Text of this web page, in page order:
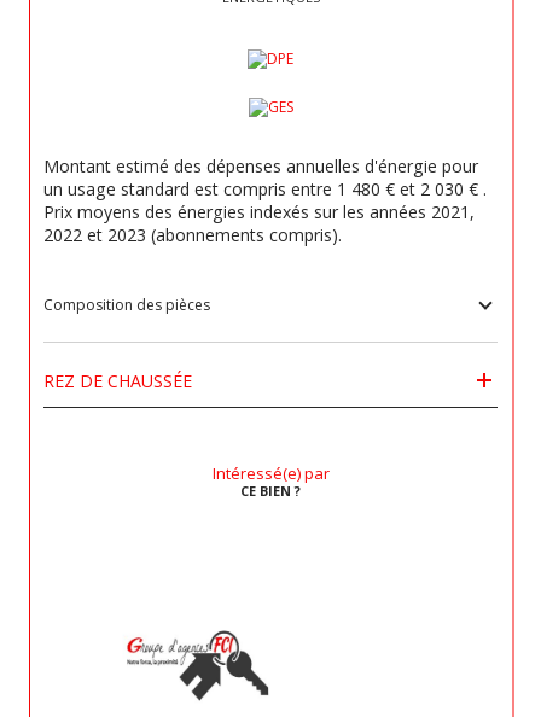
Montant estimé des dépenses annuelles d'énergie pour
un usage standard est compris entre 1 480 € et 2 030 € .
Prix moyens des énergies indexés sur les années 2021,
2022 et 2023 (abonnements compris).
Composition des pièces
REZ DE CHAUSSÉE
Intéressé(e) par
CE BIEN ?